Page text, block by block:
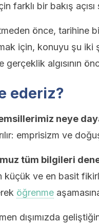
farklı bir bakış açısı
önce, tarihine bir
için, konuyu şu iki
algısının
ederiz?
neye
emprisizm ve
tüm bilgileri
küçük ve en basit
öğrenme
dışımızda